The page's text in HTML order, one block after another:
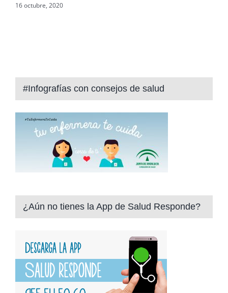
16 octubre, 2020
#Infografías con consejos de salud
¿Aún no tienes la App de Salud Responde?